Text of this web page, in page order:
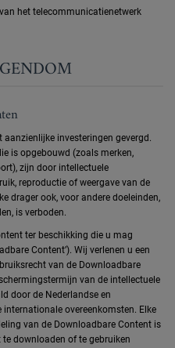
het telecommunicatienetwerk
aanzienlijke investeringen gevergd.
is opgebouwd (zoals merken,
zijn door intellectuele
reproductie of weergave van de
drager ook, voor andere doeleinden,
is verboden.
ter beschikking die u mag
Content’). Wij verlenen u een
van de Downloadbare
van de intellectuele
door de Nederlandse en
overeenkomsten. Elke
van de Downloadbare Content is
downloaden of te gebruiken